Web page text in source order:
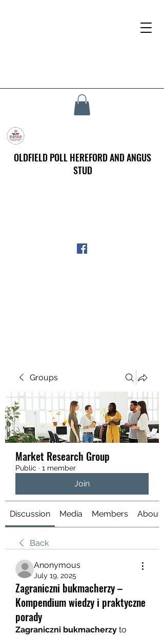
OLDFIELD POLL HEREFORD AND ANGUS
STUD
Groups
Market Research Group
Public · 1 member
Join
Discussion Media Members About
Back
Anonymous
July 19, 2025
Zagraniczni bukmacherzy –
Kompendium wiedzy i praktyczne
porady
Zagraniczni bukmacherzy to